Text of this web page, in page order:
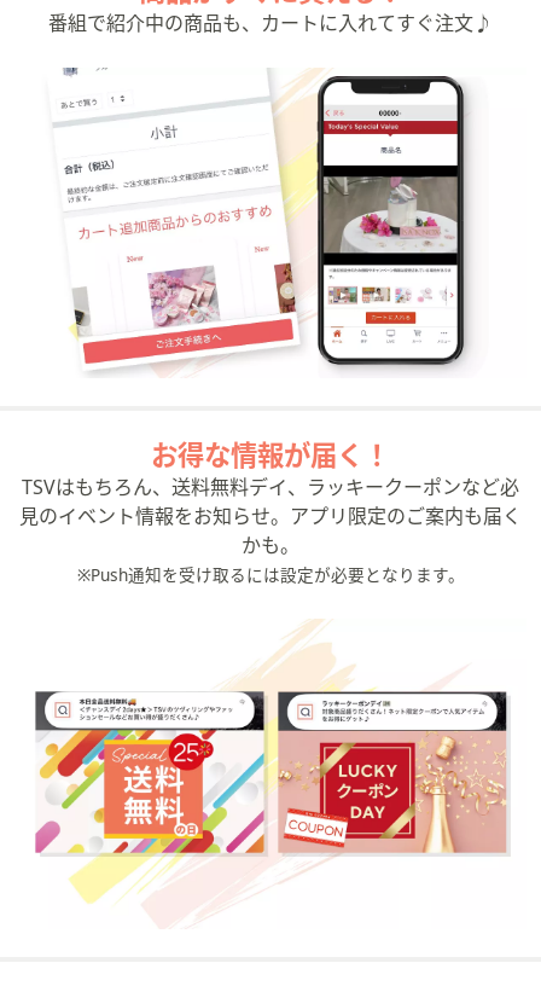
番組で紹介中の商品も、カートに入れてすぐ注文♪
お得な情報が届く！
TSVはもちろん、送料無料デイ、ラッキークーポンなど必
見のイベント情報をお知らせ。アプリ限定のご案内も届く
かも。
※Push通知を受け取るには設定が必要となります。